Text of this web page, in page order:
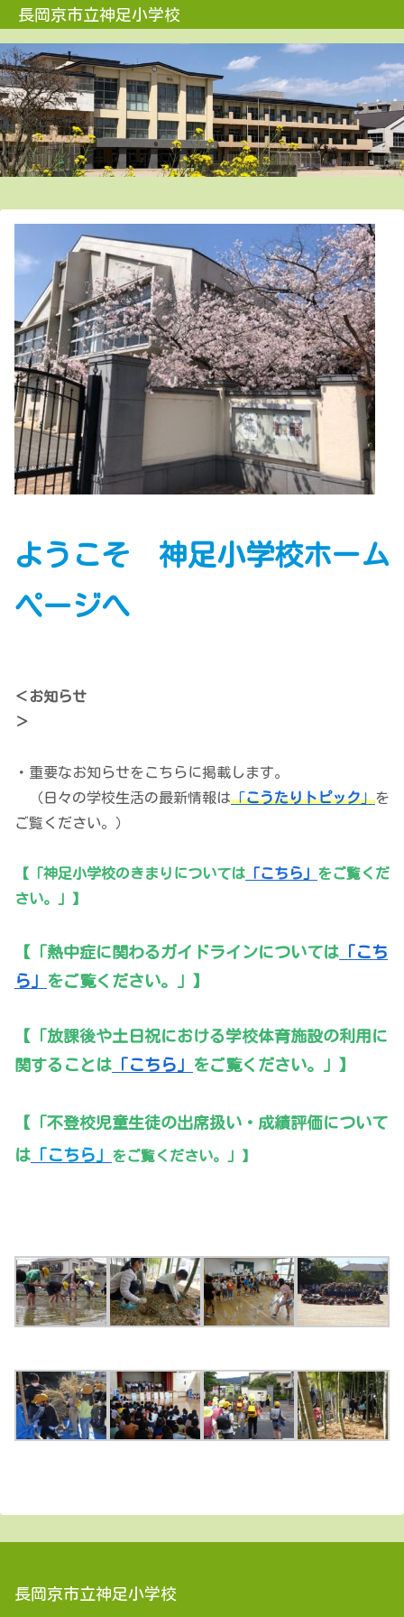
長岡京市立神足小学校
ようこそ 神足小学校ホーム
ページへ
＜お知らせ
＞
・重要なお知らせをこちらに掲載します。
（日々の学校生活の最新情報は「こうたりトピック」を
ご覧ください。）
【「神足小学校のきまりについては 「こちら」 をご覧くだ
さい。」】
【「熱中症に関わるガイドラインについては 「こち
ら」
をご覧ください。」】
【「放課後や土日祝における学校体育施設の利用に
関することは 「こちら」 をご覧ください。」】
【「不登校児童生徒の出席扱い・成績評価について
は 「こちら」 をご覧ください。」】
長岡京市立神足小学校